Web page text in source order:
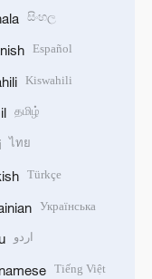
සිංහල
Español
Kiswahili
தமிழ்
ไทย
Türkçe
Українська
اردو
Tiếng Việt